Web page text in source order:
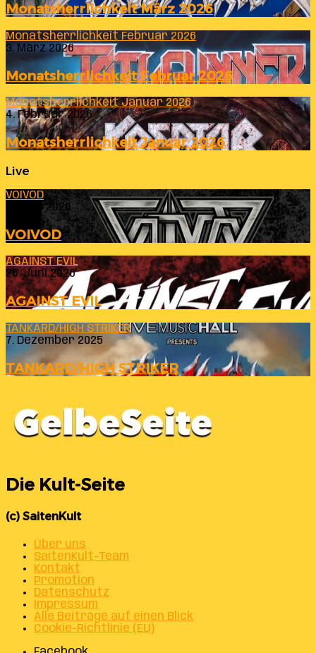
Monatsherrlichkeit März 2026
Monatsherrlichkeit Februar 2026
3. März 2026
Monatsherrlichkeit Februar 2026
Monatsherrlichkeit Januar 2026
4. Februar 2026
Monatsherrlichkeit Januar 2026
Live
VOIVOD
23. Juli 2026
VOIVOD
AGAINST EVIL
26. Juni 2026
AGAINST EVIL
TANKARD/HIGH STRIKER
7. Dezember 2025
TANKARD/HIGH STRIKER
Die Kult-Seite
(c) SaitenKult
Über uns
SaitenKult-Team
Kontakt
Promotion
Datenschutz
Impressum
Alle Beiträge auf einen Blick
Cookie-Richtlinie (EU)